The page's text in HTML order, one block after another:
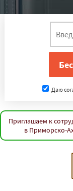
Даю
Приглашаем к
в Приморско-